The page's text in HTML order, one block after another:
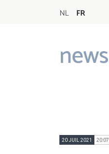
NL FR
Main
navigation
20 JUIL 2021 20:07